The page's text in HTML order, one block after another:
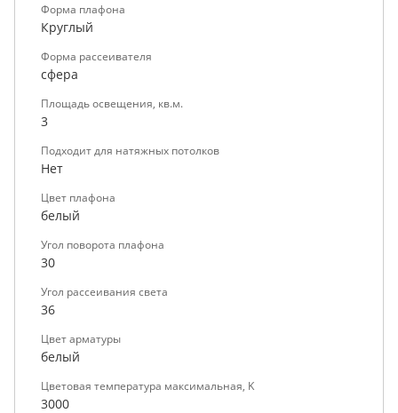
Форма плафона
Круглый
Форма рассеивателя
сфера
Площадь освещения, кв.м.
3
Подходит для натяжных потолков
Нет
Цвет плафона
белый
Угол поворота плафона
30
Угол рассеивания света
36
Цвет арматуры
белый
Цветовая температура максимальная, K
3000